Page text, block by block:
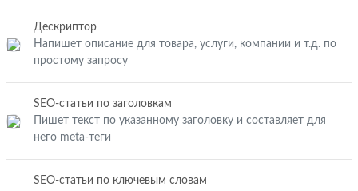
Дескриптор
Напишет описание для товара, услуги, компании и т.д. по
простому запросу
SEO-статьи по заголовкам
Пишет текст по указанному заголовку и составляет для
него meta-теги
SEO-статьи по ключевым словам